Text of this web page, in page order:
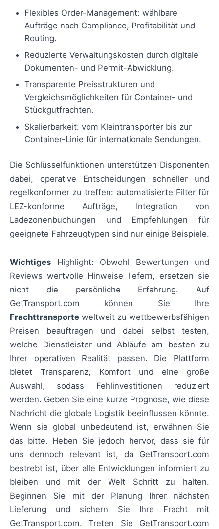
Flexibles Order-Management: wählbare
Aufträge nach Compliance, Profitabilität und
Routing.
Reduzierte Verwaltungskosten durch digitale
Dokumenten- und Permit-Abwicklung.
Transparente Preisstrukturen und
Vergleichsmöglichkeiten für Container- und
Stückgutfrachten.
Skalierbarkeit: vom Kleintransporter bis zur
Container-Linie für internationale Sendungen.
Die Schlüsselfunktionen unterstützen Disponenten
dabei, operative Entscheidungen schneller und
regelkonformer zu treffen: automatisierte Filter für
LEZ-konforme Aufträge, Integration von
Ladezonenbuchungen und Empfehlungen für
geeignete Fahrzeugtypen sind nur einige Beispiele.
Wichtiges Highlight: Obwohl Bewertungen und
Reviews wertvolle Hinweise liefern, ersetzen sie
nicht die persönliche Erfahrung. Auf
GetTransport.com können Sie Ihre
Frachttransporte weltweit zu wettbewerbsfähigen
Preisen beauftragen und dabei selbst testen,
welche Dienstleister und Abläufe am besten zu
Ihrer operativen Realität passen. Die Plattform
bietet Transparenz, Komfort und eine große
Auswahl, sodass Fehlinvestitionen reduziert
werden. Geben Sie eine kurze Prognose, wie diese
Nachricht die globale Logistik beeinflussen könnte.
Wenn sie global unbedeutend ist, erwähnen Sie
das bitte. Heben Sie jedoch hervor, dass sie für
uns dennoch relevant ist, da GetTransport.com
bestrebt ist, über alle Entwicklungen informiert zu
bleiben und mit der Welt Schritt zu halten.
Beginnen Sie mit der Planung Ihrer nächsten
Lieferung und sichern Sie Ihre Fracht mit
GetTransport.com. Treten Sie GetTransport.com